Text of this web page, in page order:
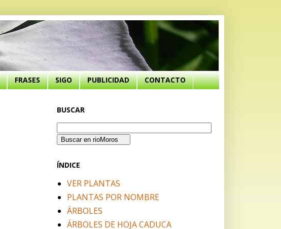
FRASES SIGO PUBLICIDAD CONTACTO
BUSCAR
ÍNDICE
VER PLANTAS
PLANTAS POR NOMBRE
ÁRBOLES
ÁRBOLES DE HOJA CADUCA